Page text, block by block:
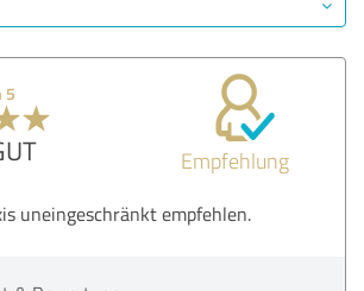
5
Empfehlung
uneingeschränkt empfehlen.